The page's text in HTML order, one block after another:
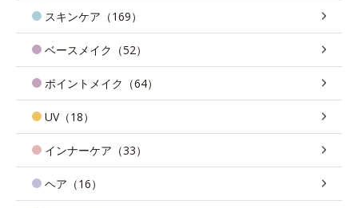
スキンケア（169）
ベースメイク（52）
ポイントメイク（64）
UV（18）
インナーケア（33）
ヘア（16）